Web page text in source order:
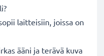
laitteisiin, joissa on
ääni ja terävä kuva